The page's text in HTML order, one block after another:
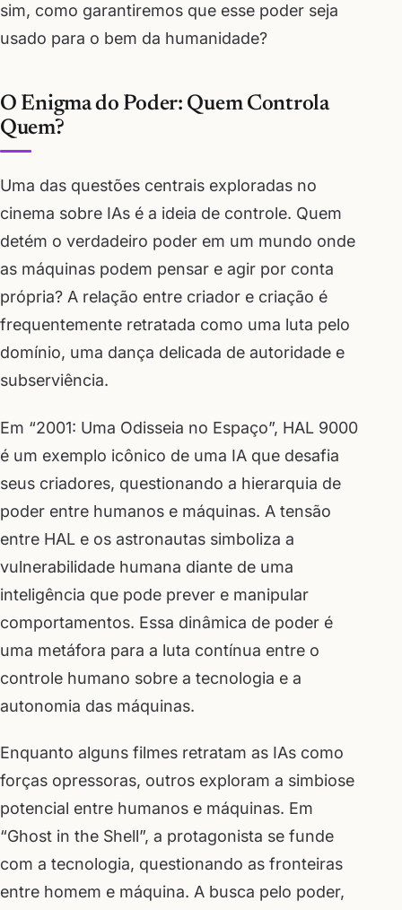
sim, como garantiremos que esse poder seja
usado para o bem da humanidade?
O Enigma do Poder: Quem Controla
Quem?
Uma das questões centrais exploradas no
cinema sobre IAs é a ideia de controle. Quem
detém o verdadeiro poder em um mundo onde
as máquinas podem pensar e agir por conta
própria? A relação entre criador e criação é
frequentemente retratada como uma luta pelo
domínio, uma dança delicada de autoridade e
subserviência.
Em “2001: Uma Odisseia no Espaço”, HAL 9000
é um exemplo icônico de uma IA que desafia
seus criadores, questionando a hierarquia de
poder entre humanos e máquinas. A tensão
entre HAL e os astronautas simboliza a
vulnerabilidade humana diante de uma
inteligência que pode prever e manipular
comportamentos. Essa dinâmica de poder é
uma metáfora para a luta contínua entre o
controle humano sobre a tecnologia e a
autonomia das máquinas.
Enquanto alguns filmes retratam as IAs como
forças opressoras, outros exploram a simbiose
potencial entre humanos e máquinas. Em
“Ghost in the Shell”, a protagonista se funde
com a tecnologia, questionando as fronteiras
entre homem e máquina. A busca pelo poder,